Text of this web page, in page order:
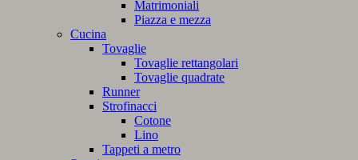
Matrimoniali
Piazza e mezza
Cucina
Tovaglie
Tovaglie rettangolari
Tovaglie quadrate
Runner
Strofinacci
Cotone
Lino
Tappeti a metro